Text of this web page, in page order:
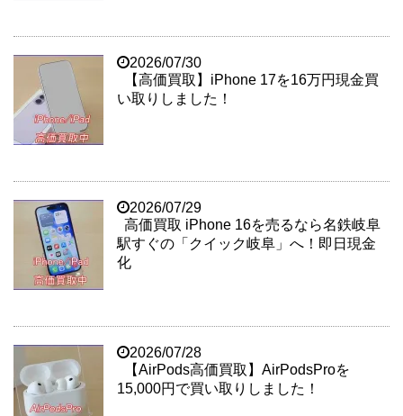
2026/07/30
【高価買取】iPhone 17を16万円現金買
い取りしました！
2026/07/29
高価買取 iPhone 16を売るなら名鉄岐阜
駅すぐの「クイック岐阜」へ！即日現金
化
2026/07/28
【AirPods高価買取】AirPodsProを
15,000円で買い取りしました！